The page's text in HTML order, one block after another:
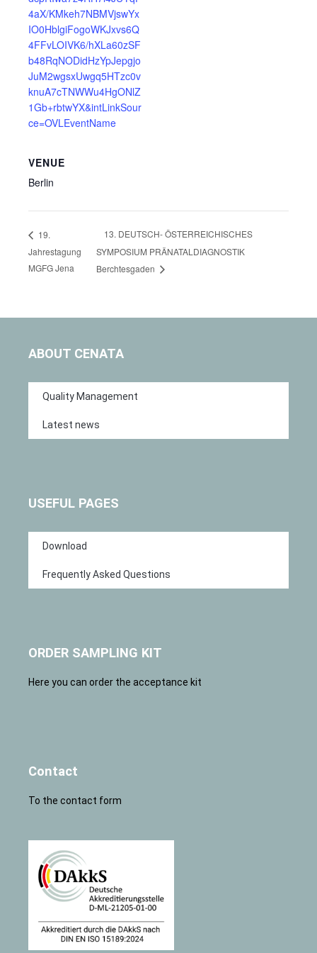
4aX/KMkeh7NBMVjswYx
IO0HblgiFogoWKJxvs6Q
4FFvLOIVK6/hXLa60zSF
b48RqNODidHzYpJepgjo
JuM2wgsxUwgq5HTzc0v
knuA7cTNWWu4HgONlZ
1Gb+rbtwYX&intLinkSour
ce=OVLEventName
VENUE
Berlin
19.
Jahrestagung
MGFG Jena
13. DEUTSCH- ÖSTERREICHISCHES
SYMPOSIUM PRÄNATALDIAGNOSTIK
Berchtesgaden
ABOUT CENATA
Quality Management
Latest news
USEFUL PAGES
Download
Frequently Asked Questions
ORDER SAMPLING KIT
Here you can order the acceptance kit
Contact
To the contact form